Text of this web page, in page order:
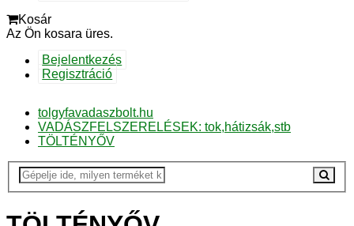
Kosár
Az Ön kosara üres.
Bejelentkezés
Regisztráció
tolgyfavadaszbolt.hu
VADÁSZFELSZERELÉSEK: tok,hátizsák,stb
TÖLTÉNYŐV